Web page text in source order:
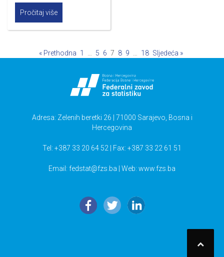
Pročitaj više
« Prethodna 1 5 6 7 8 9 18 Sljedeća »
Adresa: Zelenih beretki 26 | 71000 Sarajevo, Bosna i
Hercegovina
Tel: +387 33 20 64 52 | Fax: +387 33 22 61 51
Email: fedstat@fzs.ba | Web: www.fzs.ba